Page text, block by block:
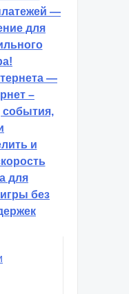
—
для
—
–
события,
и
для
без